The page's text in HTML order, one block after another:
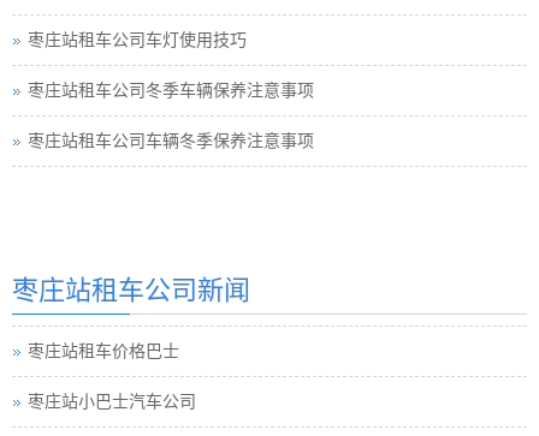
枣庄站租车公司车灯使用技巧
枣庄站租车公司冬季车辆保养注意事项
枣庄站租车公司车辆冬季保养注意事项
枣庄站租车公司新闻
枣庄站租车价格
枣庄站租车价格巴士
枣庄站小巴士汽车公司